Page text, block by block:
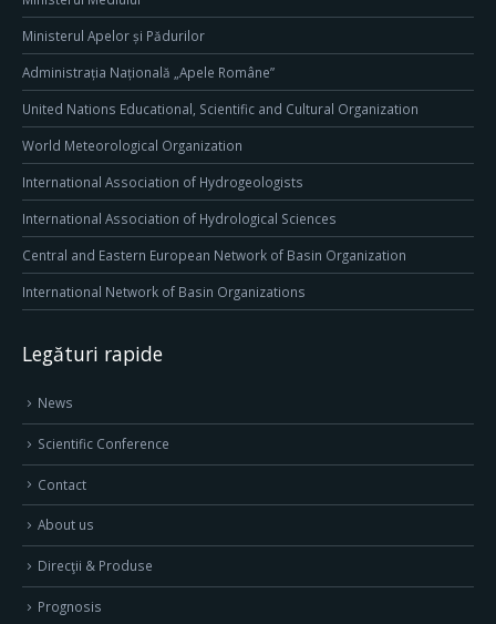
Ministerul Apelor și Pădurilor
Administrația Națională „Apele Române”
United Nations Educational, Scientific and Cultural Organization
World Meteorological Organization
International Association of Hydrogeologists
International Association of Hydrological Sciences
Central and Eastern European Network of Basin Organization
International Network of Basin Organizations
Legături rapide
News
Scientific Conference
Contact
About us
Direcţii & Produse
Prognosis